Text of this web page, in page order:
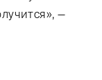
—